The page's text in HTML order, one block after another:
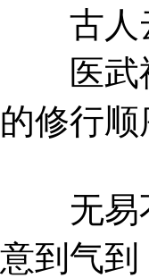
古人云
医武禅
的修行顺
无易不
意到气到